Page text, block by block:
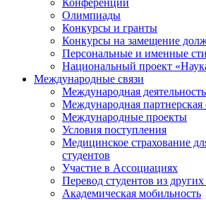
Олимпиады
Конкурсы и гранты
Конкурсы на замещение
Персональные и именные
Национальный проект
Международные связи
Международная деятельность
Международная партнерская
Международные проекты
Условия поступления
Медицинское страхование
студентов
Участие в Ассоциациях
Перевод студентов из других
Академическая мобильность